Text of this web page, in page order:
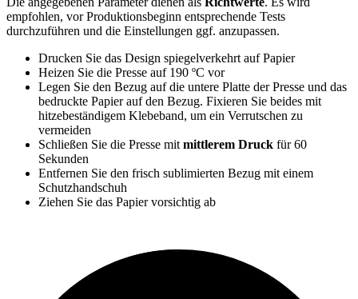
empfohlen, vor Produktionsbeginn entsprechende Tests
durchzuführen und die Einstellungen ggf. anzupassen.
Drucken Sie das Design spiegelverkehrt auf Papier
Heizen Sie die Presse auf 190 ºC vor
Legen Sie den Bezug auf die untere Platte der Presse und das
bedruckte Papier auf den Bezug. Fixieren Sie beides mit
hitzebeständigem Klebeband, um ein Verrutschen zu
vermeiden
Schließen Sie die Presse mit mittlerem Druck für60
Sekunden
Entfernen Sie den frisch sublimierten Bezug mit einem
Schutzhandschuh
Ziehen Sie das Papier vorsichtig ab